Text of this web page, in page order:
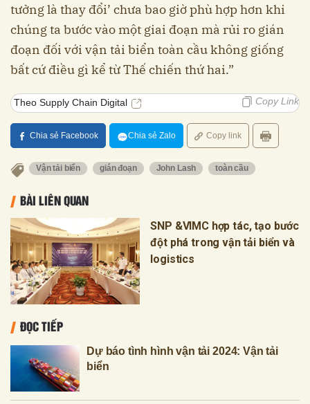
tưởng là thay đổi’ chưa bao giờ phù hợp hơn khi
chúng ta bước vào một giai đoạn mà rủi ro gián
đoạn đối với vận tải biển toàn cầu không giống
bất cứ điều gì kể từ Thế chiến thứ hai.”
Theo Supply Chain Digital Copy Link
Chia sẻ Facebook Chia sẻ Zalo Copy link
Vận tải biển gián đoạn John Lash toàn cầu
BÀI LIÊN QUAN
SNP &VIMC hợp tác, tạo bước
đột phá trong vận tải biển và
logistics
ĐỌC TIẾP
Dự báo tình hình vận tải 2024: Vận tải
biển